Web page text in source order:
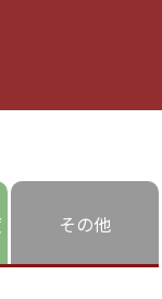
その他